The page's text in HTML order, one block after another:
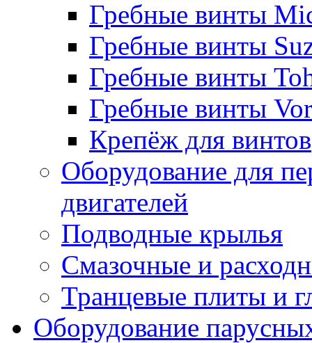
Гребные винты
Гребные винты
Гребные винты
Гребные винты
Крепёж для винтов
Оборудование для
двигателей
Подводные крылья
Смазочные и
Транцевые плиты и
Оборудование